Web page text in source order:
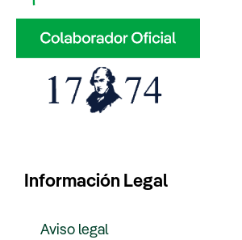
Información Legal
Aviso legal